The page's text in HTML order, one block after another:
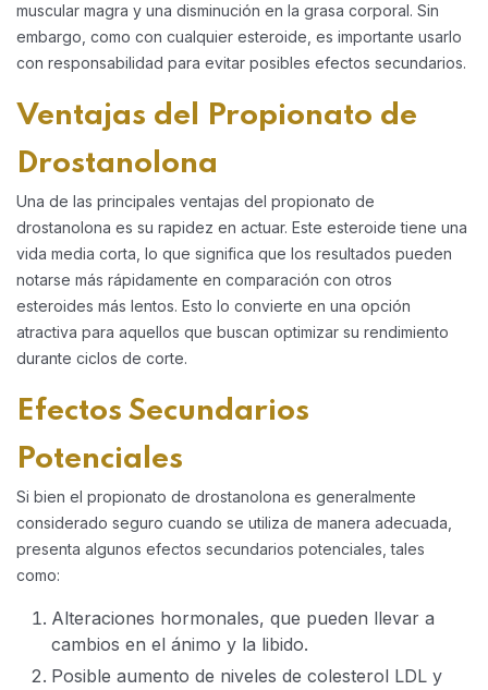
muscular magra y una disminución en la grasa corporal. Sin
embargo, como con cualquier esteroide, es importante usarlo
con responsabilidad para evitar posibles efectos secundarios.
Ventajas del Propionato de
Drostanolona
Una de las principales ventajas del propionato de
drostanolona es su rapidez en actuar. Este esteroide tiene una
vida media corta, lo que significa que los resultados pueden
notarse más rápidamente en comparación con otros
esteroides más lentos. Esto lo convierte en una opción
atractiva para aquellos que buscan optimizar su rendimiento
durante ciclos de corte.
Efectos Secundarios
Potenciales
Si bien el propionato de drostanolona es generalmente
considerado seguro cuando se utiliza de manera adecuada,
presenta algunos efectos secundarios potenciales, tales
como:
Alteraciones hormonales, que pueden llevar a
cambios en el ánimo y la libido.
Posible aumento de niveles de colesterol LDL y